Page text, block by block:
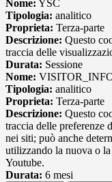
Nome: YSC
Tipologia: analitico
Proprieta: Terza-parte
Descrizione: Questo
traccia delle
Durata: Sessione
Nome:
Tipologia: analitico
Proprieta: Terza-parte
Descrizione: Questo
traccia delle preferenze
nei siti; può anche
utilizzando la nuova o
Youtube.
Durata: 6 mesi